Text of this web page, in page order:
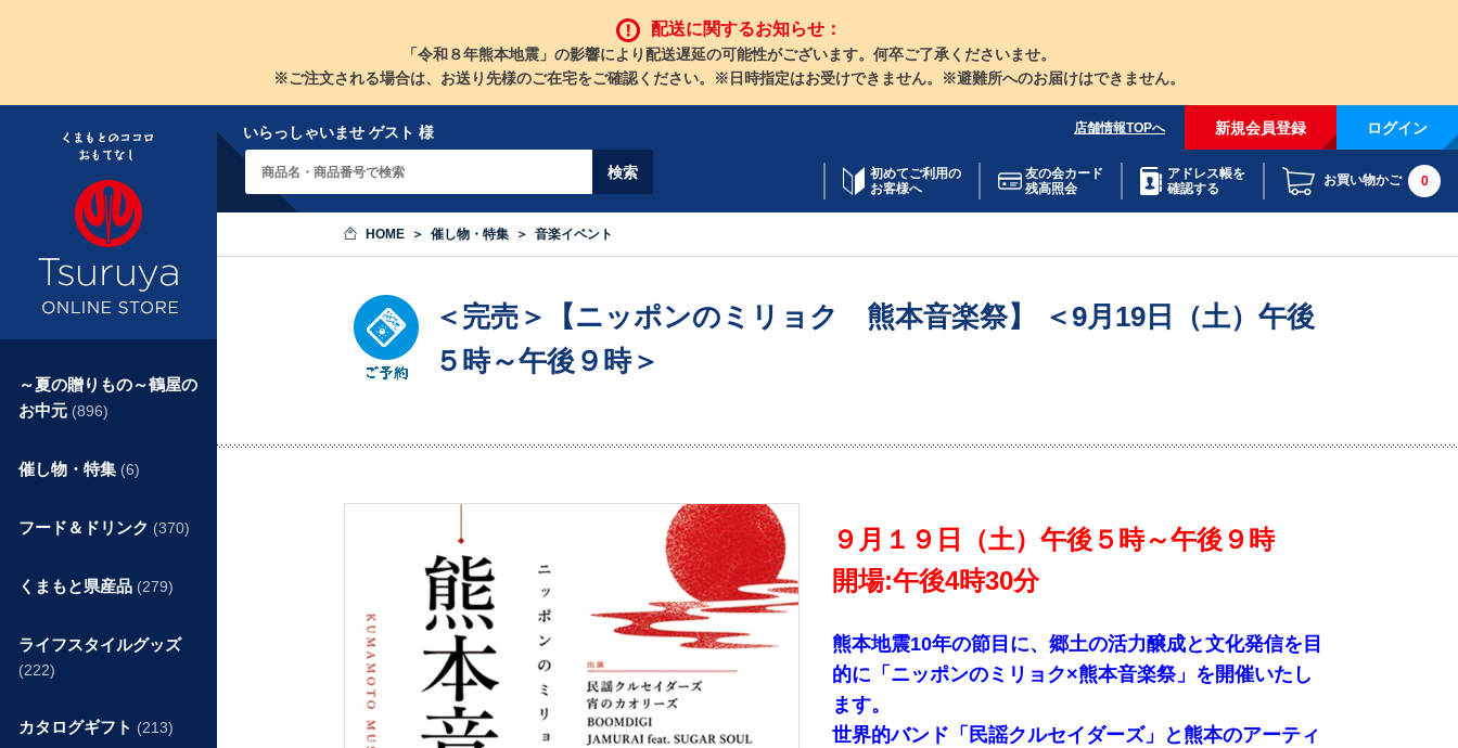
配送に関するお知らせ：
「令和８年熊本地震」の影響により配送遅延の可能性がございます。何卒ご了承くださいませ。
※ご注文される場合は、お送り先様のご在宅をご確認ください。※日時指定はお受けできません。※避難所へのお届けはできません。
いらっしゃいませ ゲスト 様 店舗情報TOPへ 新規会員登録 ログイン
初めてご利用の
お客様へ
友の会カード
残高照会
アドレス帳を
確認する
お買い物かご 0
HOME 催し物・特集 音楽イベント
＜完売＞【ニッポンのミリョク 熊本音楽祭】 ＜9月19日（土）午後
５時～午後９時＞
９月１９日（土）午後５時～午後９時
開場:午後4時30分
熊本地震10年の節目に、郷土の活力醸成と文化発信を目
的に「ニッポンのミリョク×熊本音楽祭」を開催いたし
ます。
世界的バンド「民謡クルセイダーズ」と熊本のアーティ
～夏の贈りもの～鶴屋の
お中元 (896)
催し物・特集 (6)
フード＆ドリンク (370)
くまもと県産品 (279)
ライフスタイルグッズ
(222)
カタログギフト (213)